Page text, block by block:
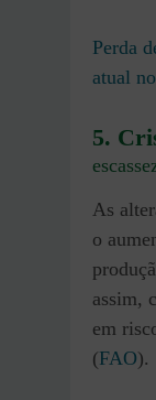
Perda
atual
5.
As
o
assim,
em
(FAO).